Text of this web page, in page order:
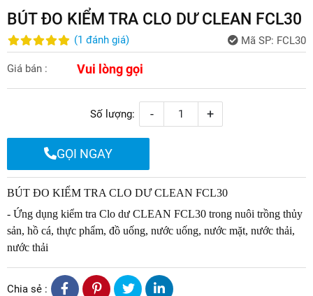
BÚT ĐO KIỂM TRA CLO DƯ CLEAN FCL30
(1 đánh giá) Mã SP: FCL30
Giá bán : Vui lòng gọi
Số lượng: - +
GỌI NGAY
BÚT ĐO KIỂM TRA CLO DƯ CLEAN FCL30
- Ứng dụng kiểm tra Clo dư CLEAN FCL30 trong nuôi trồng thủy
sản, hồ cá, thực phẩm, đồ uống, nước uống, nước mặt, nước thải,
nước thải
Chia sẻ :